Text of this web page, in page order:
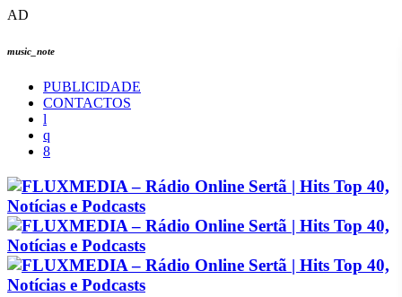
AD
music_note
PUBLICIDADE
CONTACTOS